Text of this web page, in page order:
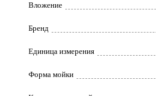
Вложение
Бренд
Единица измерения
Форма мойки